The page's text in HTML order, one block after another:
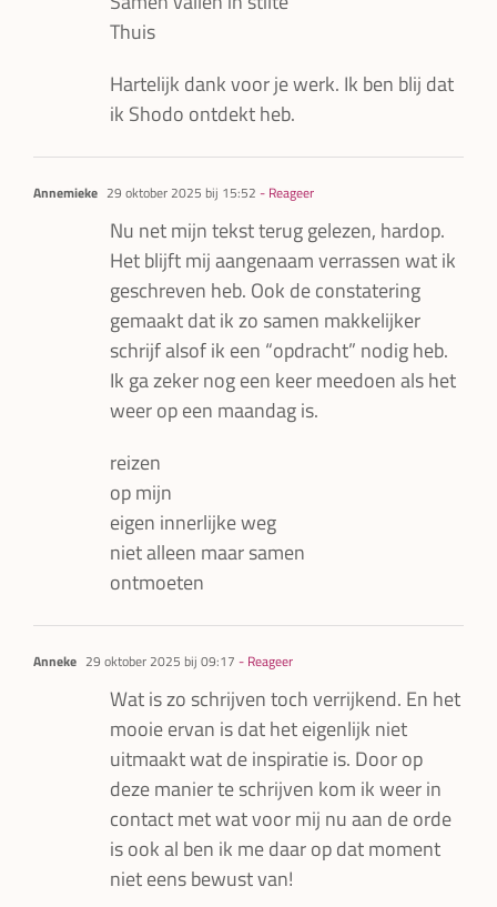
Thuis
Hartelijk dank voor je werk. Ik ben blij dat
ik Shodo ontdekt heb.
Annemieke 29 oktober 2025 bij 15:52 - Reageer
Nu net mijn tekst terug gelezen, hardop.
Het blijft mij aangenaam verrassen wat ik
geschreven heb. Ook de constatering
gemaakt dat ik zo samen makkelijker
schrijf alsof ik een “opdracht” nodig heb.
Ik ga zeker nog een keer meedoen als het
weer op een maandag is.
reizen
op mijn
eigen innerlijke weg
niet alleen maar samen
ontmoeten
Anneke 29 oktober 2025 bij 09:17 - Reageer
Wat is zo schrijven toch verrijkend. En het
mooie ervan is dat het eigenlijk niet
uitmaakt wat de inspiratie is. Door op
deze manier te schrijven kom ik weer in
contact met wat voor mij nu aan de orde
is ook al ben ik me daar op dat moment
niet eens bewust van!